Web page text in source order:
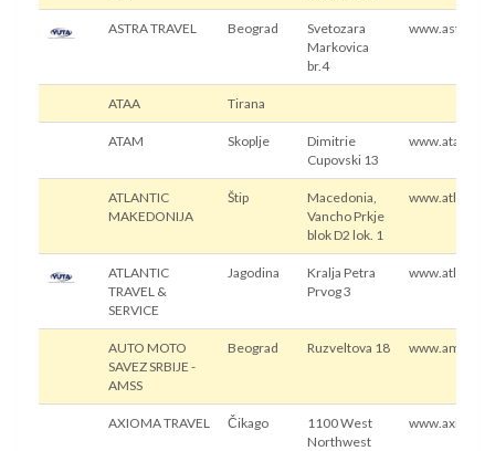
ASTRA TRAVEL Beograd
Svetozara
Markovica
br.4
ATAA Tirana
ATAM Skoplje
Dimitrie
Cupovski 13
ATLANTIC
MAKEDONIJA
Štip
Macedonia,
Vancho Prkje
blok D2 lok. 1
ATLANTIC
TRAVEL &
SERVICE
Jagodina
Kralja Petra
Prvog 3
AUTO MOTO
SAVEZ SRBIJE -
AMSS
Beograd Ruzveltova 18
AXIOMA TRAVEL Čikago
1100 West
Northwest